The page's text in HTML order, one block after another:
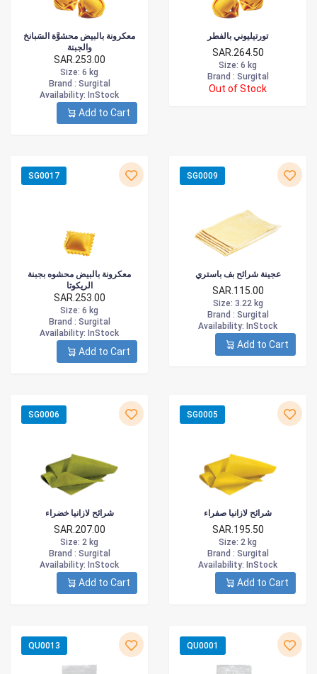
معكرونة بالبيض محشوَّة السَبانخ
والجبنة
SAR.253.00
Size: 6 kg
Brand : Surgital
Availability: InStock
Add to Cart
تورتيليوني بالفطر
SAR.264.50
Size: 6 kg
Brand : Surgital
Out of Stock
SG0017
معكرونة بالبيض محشوه بجبنة
الريكوتا
SAR.253.00
Size: 6 kg
Brand : Surgital
Availability: InStock
Add to Cart
SG0009
عجينة شرائح بف باستري
SAR.115.00
Size: 3.22 kg
Brand : Surgital
Availability: InStock
Add to Cart
SG0006
شرائح لازانيا خضراء
SAR.207.00
Size: 2 kg
Brand : Surgital
Availability: InStock
Add to Cart
SG0005
شرائح لازانيا صفراء
SAR.195.50
Size: 2 kg
Brand : Surgital
Availability: InStock
Add to Cart
QU0013 QU0001